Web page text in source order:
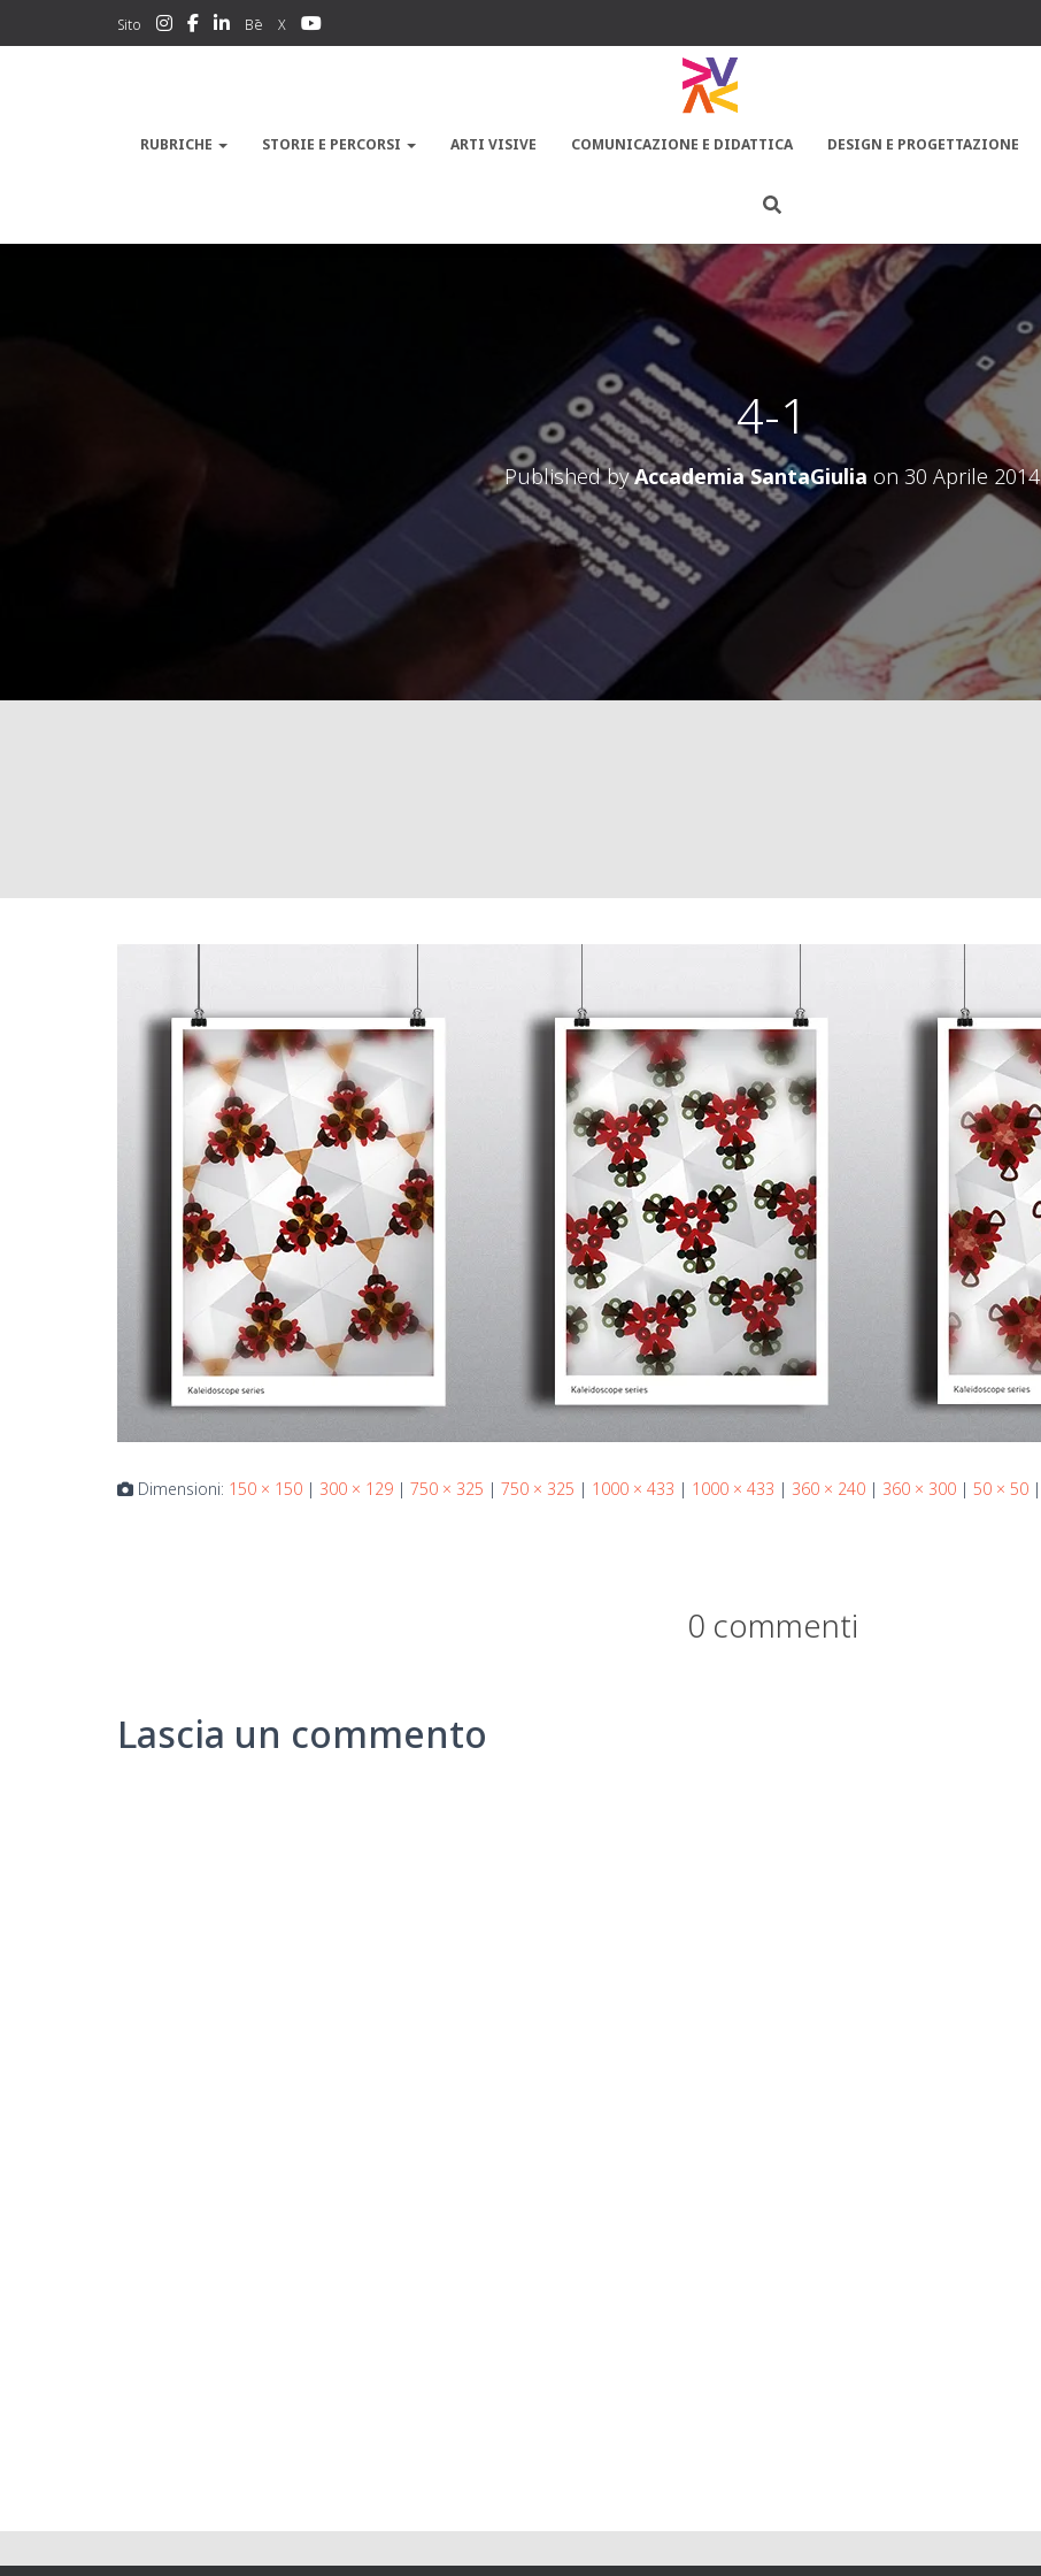
Sito Bē X
RUBRICHE STORIE E PERCORSI ARTI VISIVE COMUNICAZIONE E DIDATTICA DESIGN E PROGETTAZIONE
4-1
Published byAccademia SantaGiulia on 30 Aprile 2014
Dimensioni: 150 × 150 | 300 × 129 | 750 × 325 | 750 × 325 | 1000 × 433 | 1000 × 433 | 360 × 240 | 360 × 300 | 50 × 50 |
0 commenti
Lascia un commento